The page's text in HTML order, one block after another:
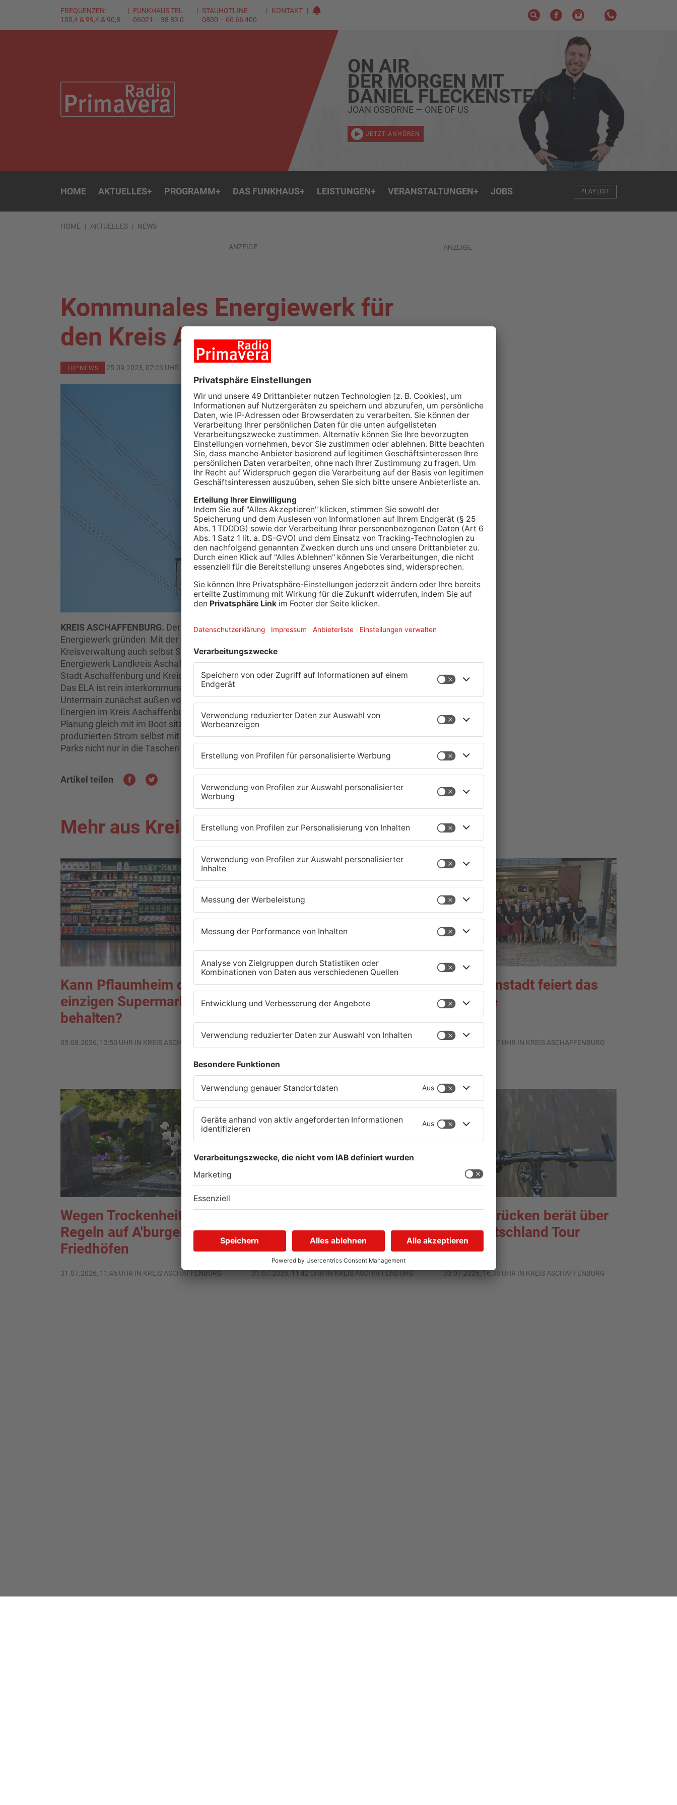
FREQUENZEN:
100,4 & 99,4 & 90,8
FUNKHAUS TEL
06021 – 38 83 0
STAUHOTLINE
0800 – 66 66 400
KONTAKT
ON AIR
DER MORGEN MIT
DANIEL FLECKENSTEIN
JOAN OSBORNE — ONE OF US
JETZT ANHÖREN
HOME AKTUELLES+ PROGRAMM+ DAS FUNKHAUS+ LEISTUNGEN+ VERANSTALTUNGEN+ JOBS PLAYLIST
HOME AKTUELLES NEWS
ANZEIGE
Kommunales Energiewerk für
den Kreis Aschaffenburg
TOPNEWS 25.09.2023, 07:23 UHR IN
KREIS ASCHAFFENBURG. Der Kreis Aschaffenburg möchte heute ein kommunales
Energiewerk gründen. Mit der Gesellschaft wollen die 32 Gemeinden und die
Kreisverwaltung auch selbst Strom erzeugen und ihre Bewohner damit versorgen. Das
Energiewerk Landkreis Aschaffenburg, kurz „ELA“, geht einen anderen Weg, als das von
Stadt Aschaffenburg und Kreis Miltenberg gemeinsam geplante Energiewerk Untermain.
Das ELA ist rein interkommunal, Energieversorger bleiben anders als beim Energiewerk
Untermain zunächst außen vor. Die Absicht bleibt aber ähnlich: Der Ausbau Erneuerbarer
Energien im Kreis Aschaffenburg soll beschleunigt werden und die Gemeinden bei der
Planung gleich mit im Boot sitzen. Außerdem sollen die Menschen im Kreisgebiet vom
produzierten Strom selbst mit profitieren, damit neu zu bauende Windräder oder Solar-
Parks nicht nur in die Taschen fremder Investoren wirtschaften.
Artikel teilen
ANZEIGE
Mehr aus Kreis Aschaffenburg
Kann Pflaumheim den
einzigen Supermarkt im Ort
behalten?
05.08.2026, 12:50 UHR IN KREIS ASCHAFFENBURG
Großbaustelle auf A3
zwischen Hösbach und
Stockstadt
Wenigumstadt feiert das
Stöffche
01.08.2026, 21:17 UHR IN KREIS ASCHAFFENBURG
Wegen Trockenheit: Neue
Regeln auf A'burger
Friedhöfen
31.07.2026, 11:46 UHR IN KREIS ASCHAFFENBURG
Unterwäsche-Dieb in
Goldbach geschnappt
31.07.2026, 11:42 UHR IN KREIS ASCHAFFENBURG
Heigenbrücken berät über
Lidl Deutschland Tour
30.07.2026, 16:38 UHR IN KREIS ASCHAFFENBURG